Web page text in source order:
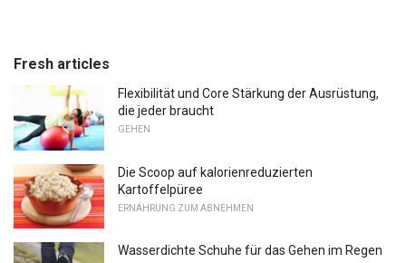
Fresh articles
Flexibilität und Core Stärkung der Ausrüstung,
die jeder braucht
GEHEN
Die Scoop auf kalorienreduzierten
Kartoffelpüree
ERNÄHRUNG ZUM ABNEHMEN
Wasserdichte Schuhe für das Gehen im Regen